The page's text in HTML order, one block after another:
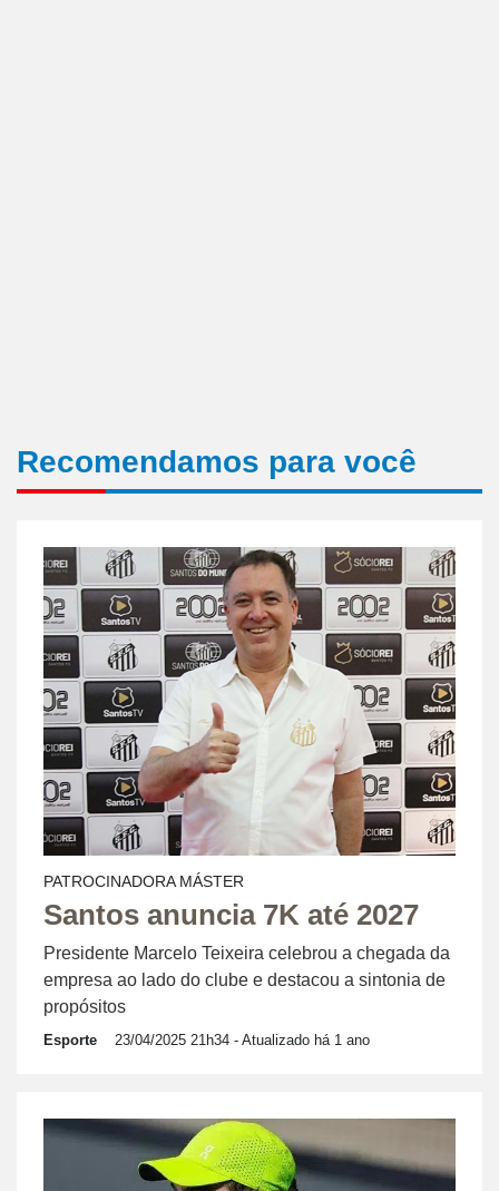
Recomendamos para você
PATROCINADORA MÁSTER
Santos anuncia 7K até 2027
Presidente Marcelo Teixeira celebrou a chegada da
empresa ao lado do clube e destacou a sintonia de
propósitos
Esporte 23/04/2025 21h34 - Atualizado há 1 ano